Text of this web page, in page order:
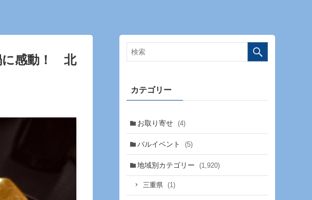
に感動！ 北
カテゴリー
お取り寄せ (4)
バルイベント (5)
地域別カテゴリー (1,920)
三重県 (1)